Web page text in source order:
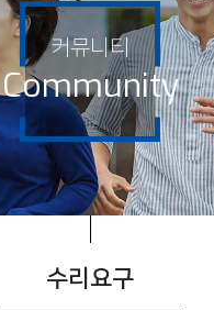
커뮤니티
Community
수리요구